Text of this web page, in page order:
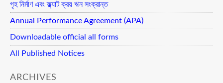
গৃহ নির্মাণ এবং ফ্ল্যাট ক্রয় ঋন সংক্রান্ত
Annual Performance Agreement (APA)
Downloadable official all forms
All Published Notices
ARCHIVES